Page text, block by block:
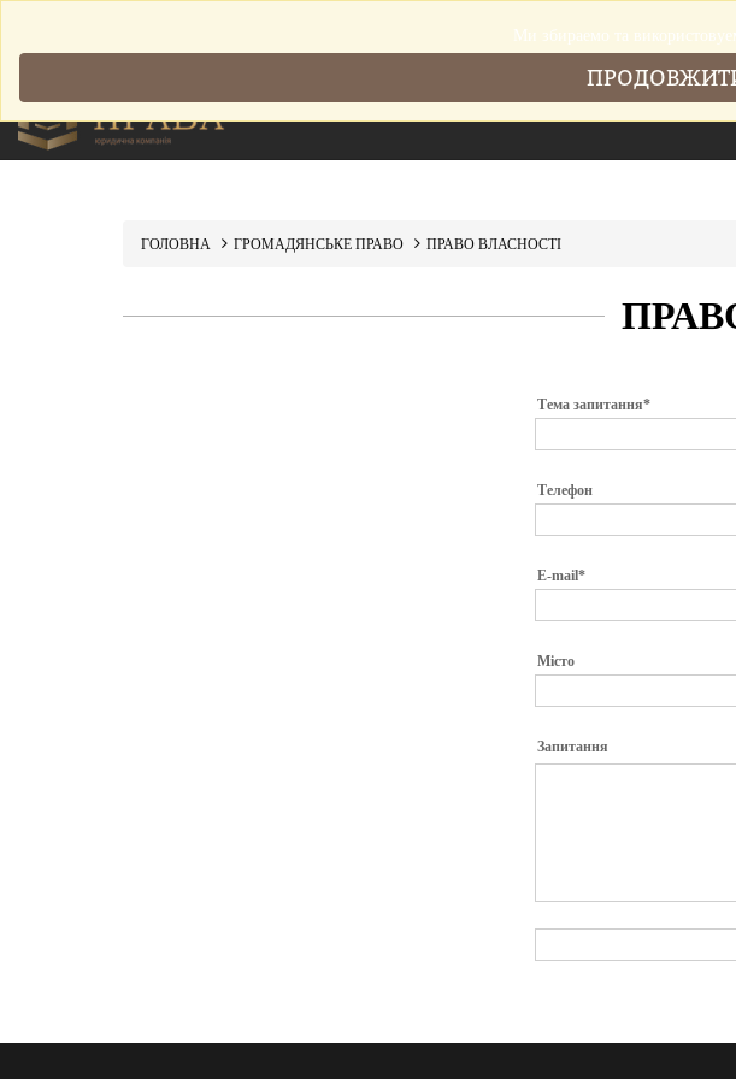
Головна
ГОЛОВНА ГРОМАДЯНСЬКЕ ПРАВО ПРАВО ВЛАСНОСТІ
Тема запитання*
Телефон
E-mail*
Місто
Запитання
Ми збираемо та